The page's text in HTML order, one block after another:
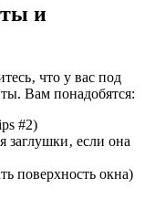
и
что у вас под
Вам понадобятся:
#2)
заглушки‚ если она
поверхность окна)